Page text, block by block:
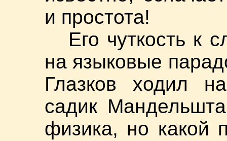
и простота!
Его чуткость к
на языковые
Глазков ходил
садик
физика, но какой